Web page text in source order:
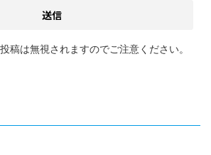
稿は無視されますのでご注意ください。